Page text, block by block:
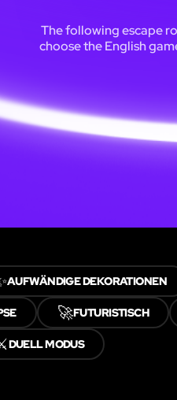
The following escape
choose the English
AUFWÄNDIGE DEKORATIONEN
🚀FUTURISTISCH
DUELL MODUS